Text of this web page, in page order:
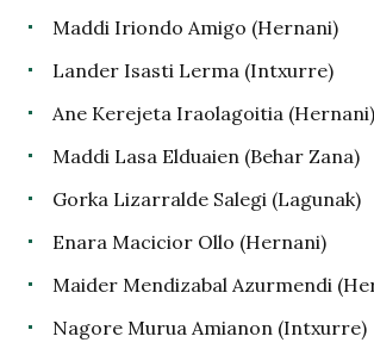
Maddi Iriondo Amigo (Hernani)
Lander Isasti Lerma (Intxurre)
Ane Kerejeta Iraolagoitia (Hernani)
Maddi Lasa Elduaien (Behar Zana)
Gorka Lizarralde Salegi (Lagunak)
Enara Macicior Ollo (Hernani)
Maider Mendizabal Azurmendi
Nagore Murua Amianon (Intxurre)